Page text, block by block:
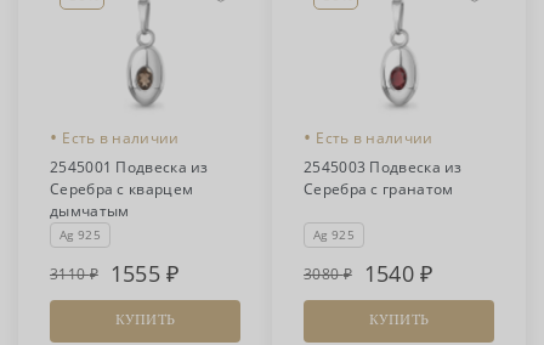
• Есть в наличии
2545001 Подвеска из
Серебра с кварцем
дымчатым
Ag 925
3110 1555
КУПИТЬ
• Есть в наличии
2545003 Подвеска из
Серебра с гранатом
Ag 925
3080 1540
КУПИТЬ